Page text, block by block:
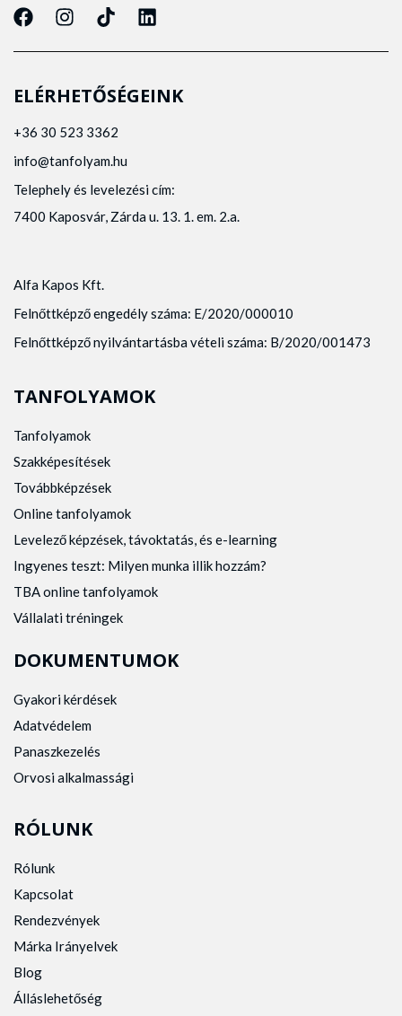
ELÉRHETŐSÉGEINK
+36 30 523 3362
info@tanfolyam.hu
Telephely és levelezési cím:
7400 Kaposvár, Zárda u. 13. 1. em. 2.a.
Alfa Kapos Kft.
Felnőttképző engedély száma: E/2020/000010
Felnőttképző nyilvántartásba vételi száma: B/2020/001473
TANFOLYAMOK
Tanfolyamok
Szakképesítések
Továbbképzések
Online tanfolyamok
Levelező képzések, távoktatás, és e-learning
Ingyenes teszt: Milyen munka illik hozzám?
TBA online tanfolyamok
Vállalati tréningek
DOKUMENTUMOK
Gyakori kérdések
Adatvédelem
Panaszkezelés
Orvosi alkalmassági
RÓLUNK
Rólunk
Kapcsolat
Rendezvények
Márka Irányelvek
Blog
Álláslehetőség